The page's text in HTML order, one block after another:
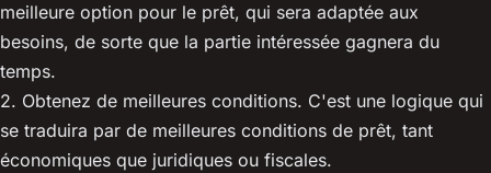
meilleure option pour le prêt, qui sera adaptée aux
besoins, de sorte que la partie intéressée gagnera du
temps.
2. Obtenez de meilleures conditions. C'est une logique qui
se traduira par de meilleures conditions de prêt, tant
économiques que juridiques ou fiscales.